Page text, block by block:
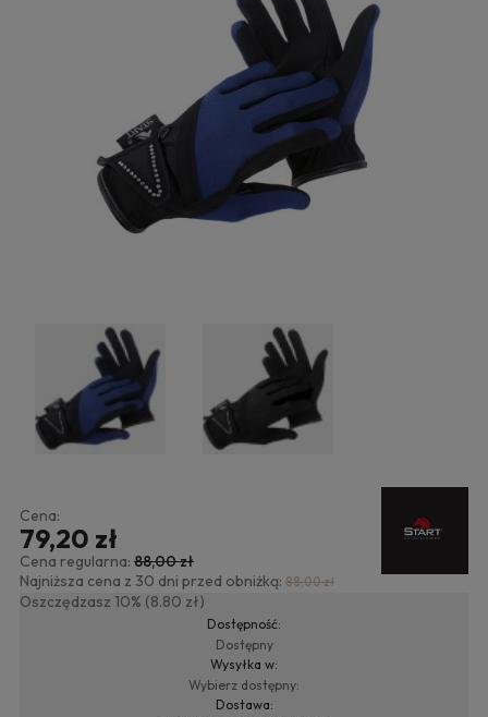
Dostępność:
Dostępny
Wysyłka w:
Wybierz dostępny:
Dostawa:
Cena:
79,20 zł
Cena regularna: 88,00 zł
Najniższa cena z 30 dni przed obniżką: 88,00 zł
Oszczędzasz 10% (8.80 zł)